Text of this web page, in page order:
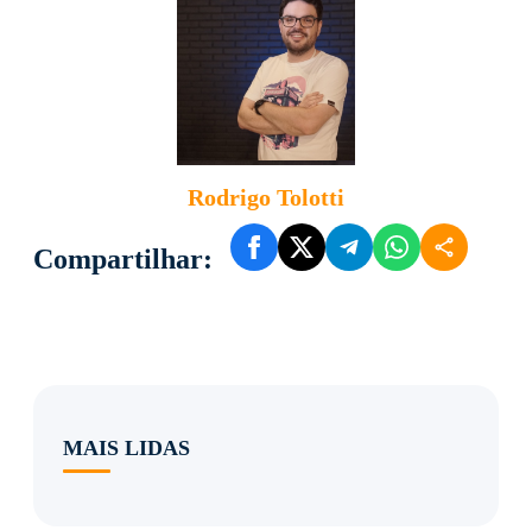
Rodrigo Tolotti
Compartilhar:
MAIS LIDAS